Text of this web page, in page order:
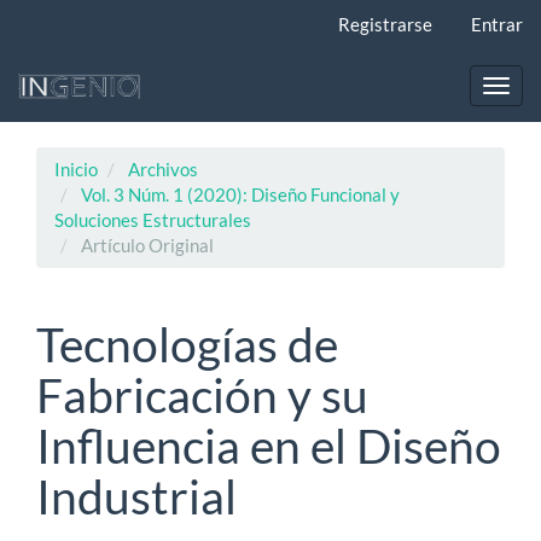
principal
Registrarse Entrar
Inicio
Archivos
Vol. 3 Núm. 1 (2020): Diseño Funcional y
Soluciones Estructurales
Artículo Original
Tecnologías de
Fabricación y su
Influencia en el Diseño
Industrial